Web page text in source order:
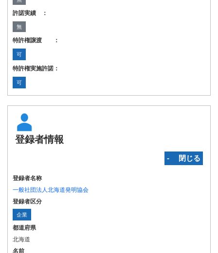
許諾実績 ：
無
特許権譲渡 ：
可
特許権実施許諾：
可
登録者情報
‐ 閉じる
登録者名称
一般社団法人北海道発明協会
登録者区分
企業
都道府県
北海道
名前